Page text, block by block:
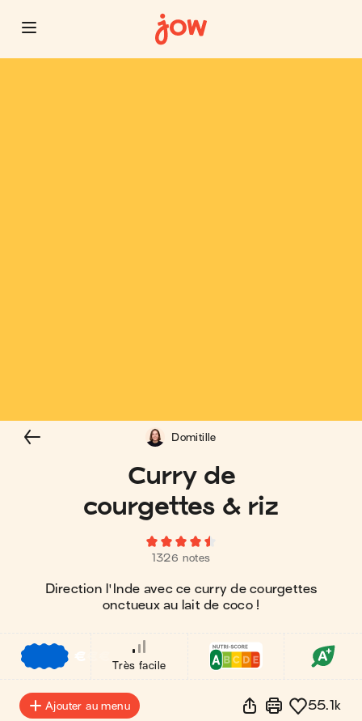
Curry de
courgettes & riz
1326 notes
Direction l'Inde avec ce curry de courgettes
onctueux au lait de coco !
Domitille
€
Très facile
Ajouter au menu 55.1k